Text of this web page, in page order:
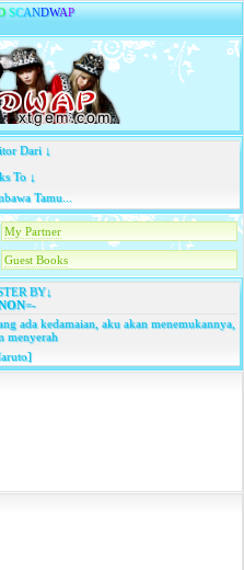
SCANDWAP
Dari ↓
To ↓
Tamu...
My Partner
Guest Books
BY↓
=-
ada kedamaian, aku akan menemukannya,
menyerah